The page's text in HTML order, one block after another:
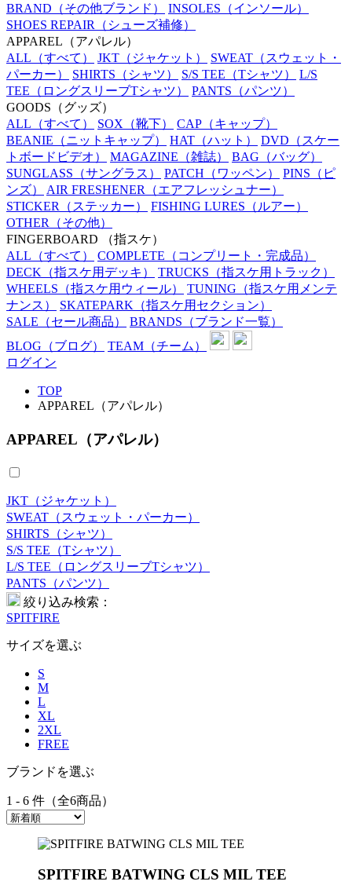
BRAND （その他ブランド） INSOLES （インソール）
SHOES REPAIR （シューズ補修）
APPAREL （アパレル）
ALL （すべて） JKT （ジャケット） SWEAT （スウェット・
パーカー）
SHIRTS （シャツ） S/S TEE （Tシャツ）
L/S
TEE （ロングスリーブTシャツ） PANTS （パンツ）
GOODS （グッズ）
ALL （すべて） SOX （靴下） CAP （キャップ）
BEANIE （ニットキャップ） HAT （ハット） DVD （スケー
トボードビデオ）
MAGAZINE （雑誌） BAG （バッグ）
SUNGLASS （サングラス） PATCH （ワッペン） PINS （ピ
ンズ）
AIR FRESHENER （エアフレッシュナー）
STICKER （ステッカー） FISHING LURES （ルアー）
OTHER （その他）
FINGERBOARD
（指スケ）
ALL （すべて） COMPLETE （コンプリート・完成品）
DECK （指スケ用デッキ） TRUCKS （指スケ用トラック）
WHEELS （指スケ用ウィール） TUNING （指スケ用メンテ
ナンス）
SKATEPARK （指スケ用セクション）
SALE （セール商品） BRANDS （ブランド一覧）
BLOG （ブログ） TEAM （チーム）
ログイン
TOP
APPAREL（アパレル）
APPAREL（アパレル）
JKT（ジャケット）
SWEAT（スウェット・パーカー）
SHIRTS（シャツ）
S/S TEE（Tシャツ）
L/S TEE（ロングスリーブTシャツ）
PANTS（パンツ）
絞り込み検索：
SPITFIRE
サイズを選ぶ
S
M
L
XL
2XL
FREE
ブランドを選ぶ
1 - 6 件（全6商品）
SPITFIRE BATWING CLS MIL TEE